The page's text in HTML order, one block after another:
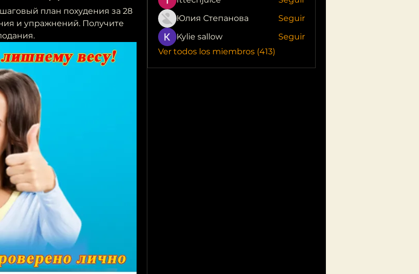
план похудения за 28
и упражнений. Получите
Юлия Степанова
Seguir
Kylie sallow
Seguir
Ver todos los miembros (413)